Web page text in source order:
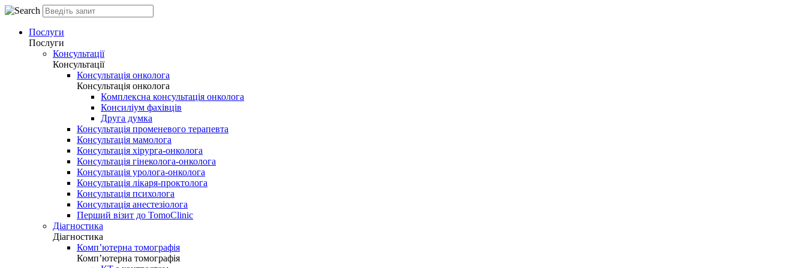
Послуги
Послуги
Консультації
Консультації
Консультація онколога
Консультація онколога
Комплексна консультація онколога
Консиліум фахівців
Друга думка
Консультація променевого терапевта
Консультація мамолога
Консультація хірурга-онколога
Консультація гінеколога-онколога
Консультація уролога-онколога
Консультація лікаря-проктолога
Консультація психолога
Консультація анестезіолога
Перший візит до TomoClinic
Діагностика
Діагностика
Комп’ютерна томографія
Комп’ютерна томографія